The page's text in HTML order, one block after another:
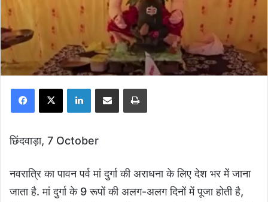
Facebook
X LinkedInShare via Email Print
छिंदवाड़ा, 7 October
नवरात्रि का पावन पर्व मां दुर्गा की अराधना के लिए देश भर में जाना
जाता है. मां दुर्गा के 9 रूपों की अलग-अलग दिनों में पूजा होती है,